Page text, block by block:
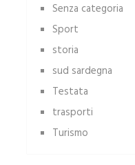
Senza categoria
Sport
storia
sud sardegna
Testata
trasporti
Turismo